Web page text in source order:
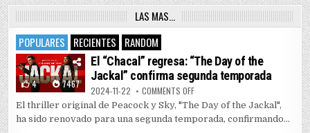
LAS MAS…
POPULARES
RECIENTES RANDOM
4 7467
El “Chacal” regresa: “The Day of the
Jackal” confirma segunda temporada
2024-11-22 COMMENTS OFFON EL “CHACAL” REGRESA: “THE
El thriller original de Peacock y Sky, "The Day of the Jackal",
ha sido renovado para una segunda temporada, confirmando...